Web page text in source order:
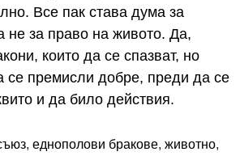
Все пак става дума за
не за право на живото. Да,
които да се спазват, но
се премисли добре, преди да се
и да било действия.
, еднополови бракове, животно,